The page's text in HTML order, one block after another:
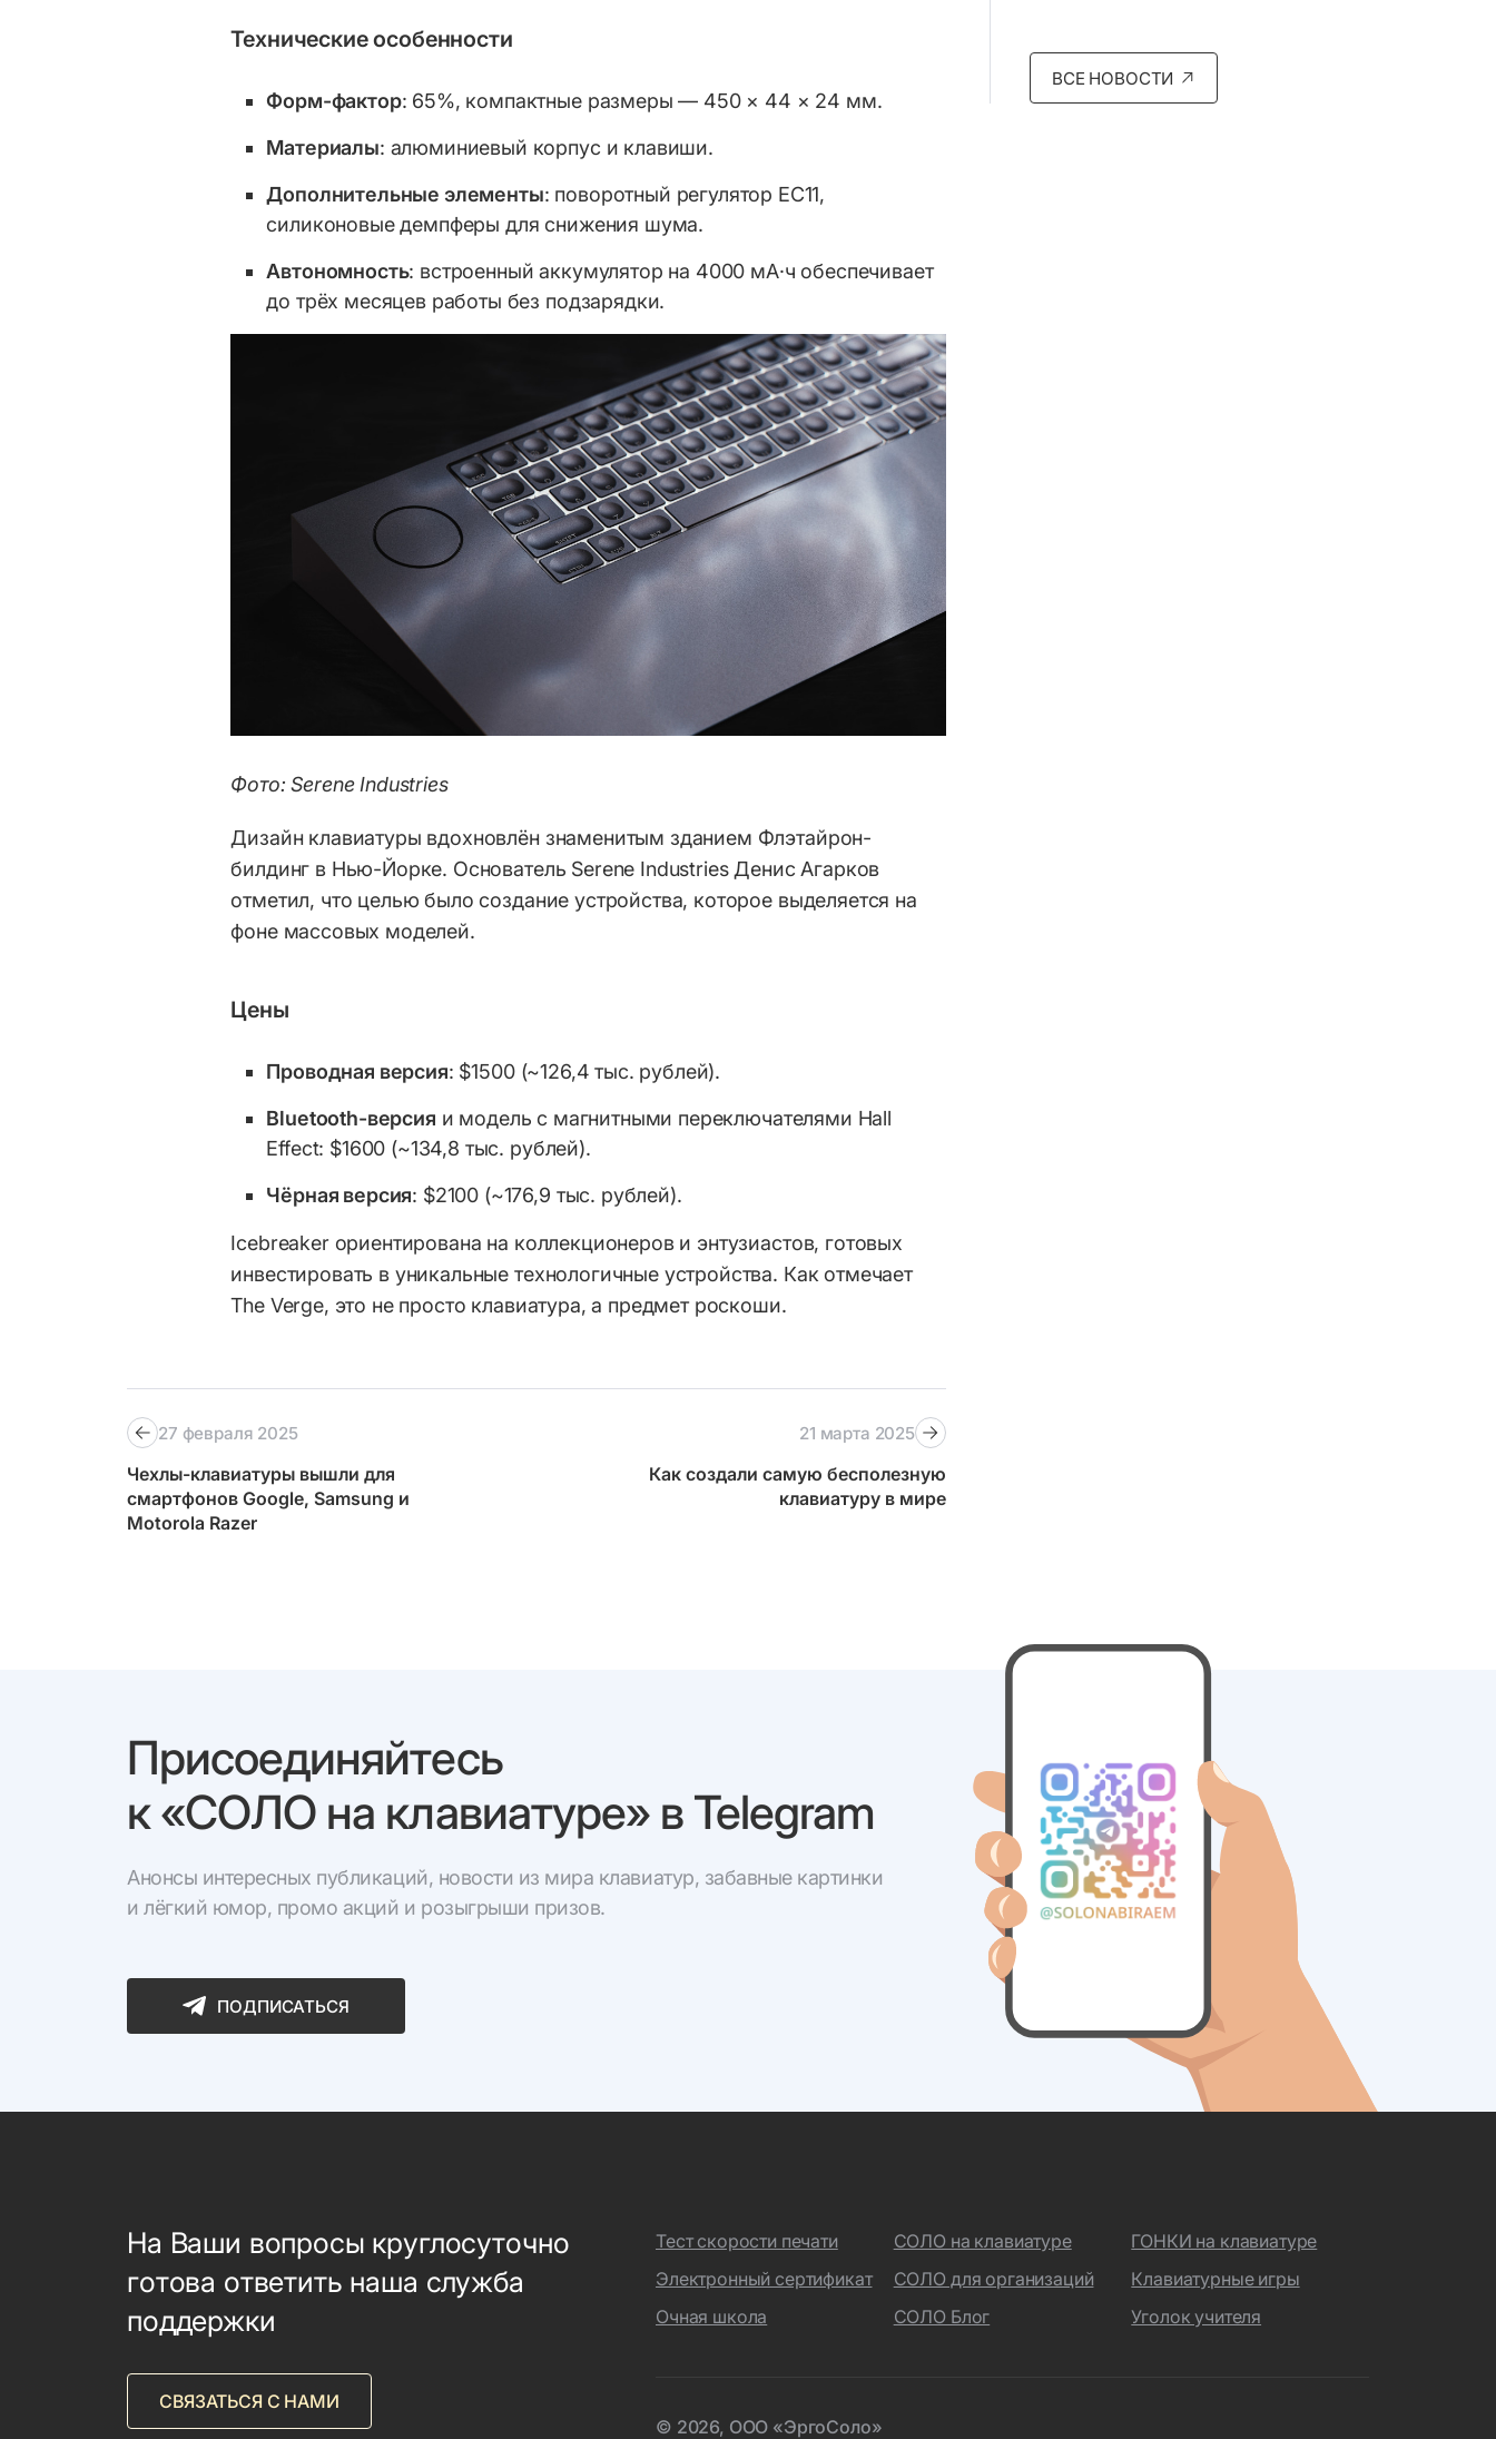
Технические особенности
Форм-фактор: 65%, компактные размеры — 450 × 44 × 24 мм.
Материалы: алюминиевый корпус и клавиши.
Дополнительные элементы: поворотный регулятор EC11,
силиконовые демпферы для снижения шума.
Автономность: встроенный аккумулятор на 4000 мА·ч обеспечивает
до трёх месяцев работы без подзарядки.
Фото: Serene Industries
Дизайн клавиатуры вдохновлён знаменитым зданием Флэтайрон-
билдинг в Нью-Йорке. Основатель Serene Industries Денис Агарков
отметил, что целью было создание устройства, которое выделяется на
фоне массовых моделей.
Цены
Проводная версия: $1500 (~126,4 тыс. рублей).
Bluetooth-версия и модель с магнитными переключателями Hall
Effect: $1600 (~134,8 тыс. рублей).
Чёрная версия: $2100 (~176,9 тыс. рублей).
Icebreaker ориентирована на коллекционеров и энтузиастов, готовых
инвестировать в уникальные технологичные устройства. Как отмечает
The Verge, это не просто клавиатура, а предмет роскоши.
27 февраля 2025
Чехлы-клавиатуры вышли для
смартфонов Google, Samsung и
Motorola Razer
21 марта 2025
Как создали cамую бесполезную
клавиатуру в мире
ВСЕ НОВОСТИ
Присоединяйтесь
к «СОЛО на клавиатуре» в Telegram
Анонсы интересных публикаций, новости из мира клавиатур, забавные картинки
и лёгкий юмор, промо акций и розыгрыши призов.
ПОДПИСАТЬСЯ
На Ваши вопросы круглосуточно
готова ответить наша служба
поддержки
СВЯЗАТЬСЯ С НАМИ
Тест скорости печати СОЛО на клавиатуре
ГОНКИ на клавиатуре
Электронный сертификат
СОЛО для организаций
Клавиатурные игры
Очная школа
СОЛО Блог Уголок учителя
© 2026, ООО «ЭргоСоло»